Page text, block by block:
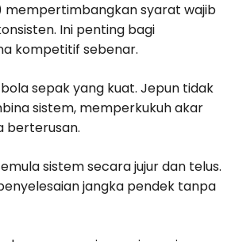
mempertimbangkan syarat wajib
Ini penting bagi
kompetitif sebenar.
sepak yang kuat. Jepun tidak
sistem, memperkukuh akar
berterusan.
sistem secara jujur dan telus.
jangka pendek tanpa